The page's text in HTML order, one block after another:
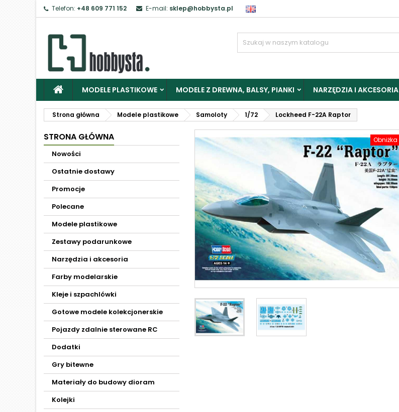
Telefon: +48 609 771 152 E-mail: sklep@hobbysta.pl
MODELE PLASTIKOWE MODELE Z DREWNA, BALSY, PIANKI NARZĘDZIA I AKCESORIA
Strona główna Modele plastikowe Samoloty 1/72 Lockheed F-22A Raptor
STRONA GŁÓWNA
Nowości
Ostatnie dostawy
Promocje
Polecane
Modele plastikowe
Zestawy podarunkowe
Narzędzia i akcesoria
Farby modelarskie
Kleje i szpachlówki
Gotowe modele kolekcjonerskie
Pojazdy zdalnie sterowane RC
Dodatki
Gry bitewne
Materiały do budowy dioram
Kolejki
Obniżka